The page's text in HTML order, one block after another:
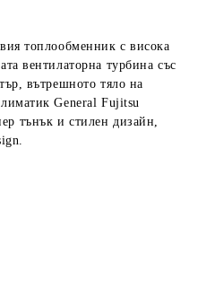
топлообменник с висока
вентилаторна турбина със
вътрешното тяло на
General Fujitsu
тънък и стилен дизайн,